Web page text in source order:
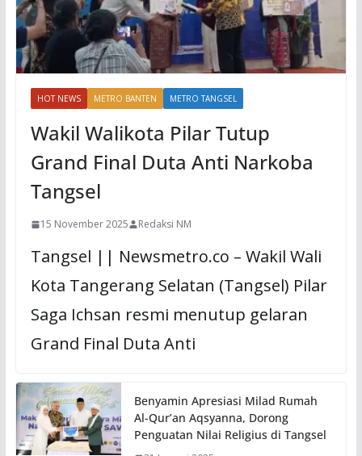
HOT NEWS METRO BANTEN METRO TANGSEL
Wakil Walikota Pilar Tutup
Grand Final Duta Anti Narkoba
Tangsel
15 November 2025 Redaksi NM
Tangsel || Newsmetro.co – Wakil Wali
Kota Tangerang Selatan (Tangsel) Pilar
Saga Ichsan resmi menutup gelaran
Grand Final Duta Anti
Benyamin Apresiasi Milad Rumah
Al-Qur’an Aqsyanna, Dorong
Penguatan Nilai Religius di Tangsel